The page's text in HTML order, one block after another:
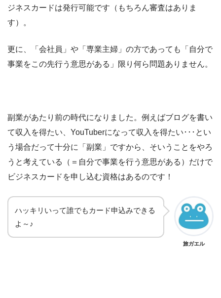
ジネスカードは発行可能です（もちろん審査はありま
す）。
更に、「会社員」や「専業主婦」の方であっても「自分で
事業をこの先行う意思がある」限り何ら問題ありません。
副業があたり前の時代になりました。例えばブログを書い
て収入を得たい、YouTuberになって収入を得たい･･･とい
う場合だって十分に「副業」ですから、そいうことをやろ
うと考えている（＝自分で事業を行う意思がある）だけで
ビジネスカードを申し込む資格はあるのです！
ハッキリいって誰でもカード申込みできる
よ～♪
旅ガエル